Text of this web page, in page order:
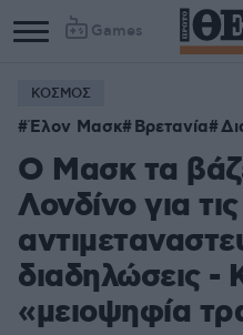
Games
ΚΟΣΜΟΣ
Έλον Μασκ Βρετανία
Ο Μασκ τα
Λονδίνο για τις
διαδηλώσεις -
«μειοψηφία